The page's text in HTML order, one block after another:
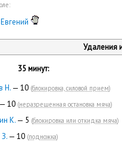
Удаления
35 минут:
Н. — 10 (блокировка, силовой прием)
— 10 (неразрешенная остановка мяча)
К. — 5 (блокировка или откидка мяча)
— 10 (подножка)